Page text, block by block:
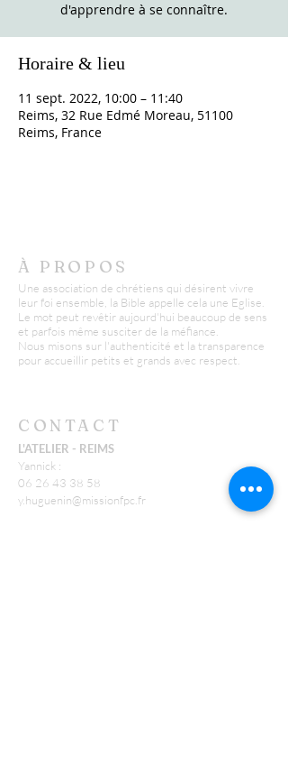
d'apprendre à se connaître.
Horaire & lieu
11 sept. 2022, 10:00 – 11:40
Reims, 32 Rue Edmé Moreau, 51100
Reims, France
À PROPOS
Une association de chrétiens qui désirent vivre
leur foi ensemble, la Bible appelle cela une Eglise.
Le mot peut revêtir aujourd'hui beaucoup de sens
et parfois même susciter de la méfiance.
Nous misons sur l'authenticité et la transparence
pour accueillir petits et grands avec respect.
CONTACT
L'ATELIER - REIMS
Yannick :
06 26 43 38 58
y.huguenin@missionfpc.fr